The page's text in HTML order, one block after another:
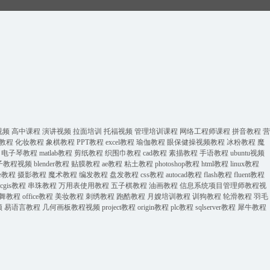
频 高中课程 演讲视频 拉面培训 托福视频 管理培训课程 网络工程师课程 拼音教程 营
程 化妆教程 象棋教程 PPT教程 excel教程 瑜伽教程 眼保健操视频教程 冰粉教程 魔
电子琴教程 matlab教程 剪纸教程 织围巾教程 cad教程 素描教程 手语教程 ubuntu视频
教程视频 blender教程 贴膜教程 ae教程 粘土教程 photoshop教程 html教程 linux教程
教程 摄影教程 魔术教程 编发教程 盘发教程 css教程 autocad教程 flash教程 fluent教程
教程 串珠教程 万用表使用教程 五子棋教程 油画教程 信息系统项目管理师教程视
教程 office教程 美妆教程 刺绣教程 跑酷教程 月嫂培训教程 训狗教程 轮滑教程 羽毛
易语言教程 几何画板教程视频 project教程 origin教程 plc教程 sqlserver教程 犀牛教程